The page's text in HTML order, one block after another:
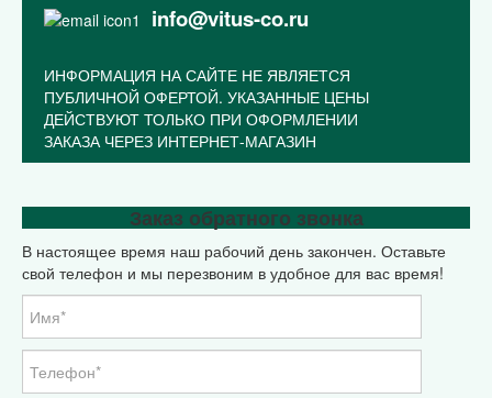
info@vitus-co.ru
ИНФОРМАЦИЯ НА САЙТЕ НЕ ЯВЛЯЕТСЯ
ПУБЛИЧНОЙ ОФЕРТОЙ. УКАЗАННЫЕ ЦЕНЫ
ДЕЙСТВУЮТ ТОЛЬКО ПРИ ОФОРМЛЕНИИ
ЗАКАЗА ЧЕРЕЗ ИНТЕРНЕТ-МАГАЗИН
Закрыть меню
Главная
Каталог
Оптовикам
МАСТЕР КЛАССЫ
Корпоративная символика
Контакты
Заказ обратного звонка
В настоящее время наш рабочий день закончен. Оставьте
свой телефон и мы перезвоним в удобное для вас время!